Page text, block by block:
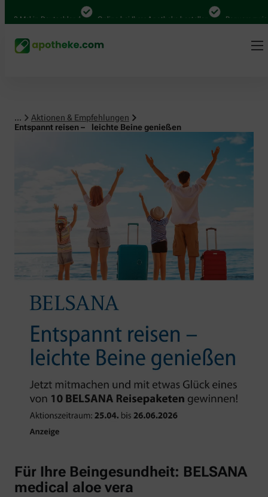
in Deutschland Online bei Ihrer Apotheke bestellen Bequem zwischen
...
Aktionen & Empfehlungen
Entspannt reisen – leichte Beine genießen
Für Ihre Beingesundheit: BELSANA
medical aloe vera